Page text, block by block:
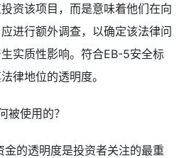
资该项目，而是意味着他们在向
进行额外调查，以确定该法律问
实质性影响。符合EB-5安全标
律地位的透明度。
被使用的？
的透明度是投资者关注的最重